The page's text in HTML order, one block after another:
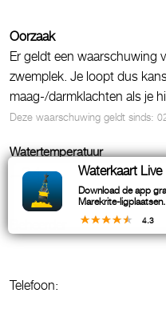
Oorzaak
Er geldt een waarschuwing
zwemplek. Je loopt dus
maag-/darmklachten als je
Deze waarschuwing geldt sinds:
Watertemperatuur
~24 °C
Telefoon:
Waterkaart Live
Download de app
Marekrite-ligplaatsen.
4.3